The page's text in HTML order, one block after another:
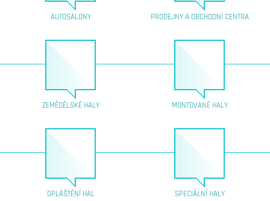
AUTOSALONY PRODEJNY A OBCHODNÍ CENTRA
ZEMĚDĚLSKÉ HALY MONTOVANÉ HALY
OPLÁŠTĚNÍ HAL SPECIÁLNÍ HALY